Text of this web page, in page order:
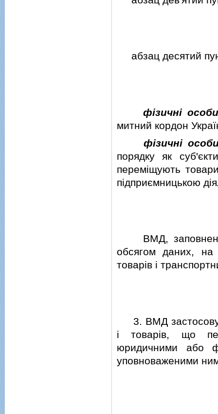
абзац десятий
фiзичнi особи
митний кордон
фiзичнi
порядку як
перемiщують
пiдприємницькою
ВМД, заповнена
обсягом даних, на
товарiв i
3. ВМД
i товарiв, що
юридичними або
уповноваженими